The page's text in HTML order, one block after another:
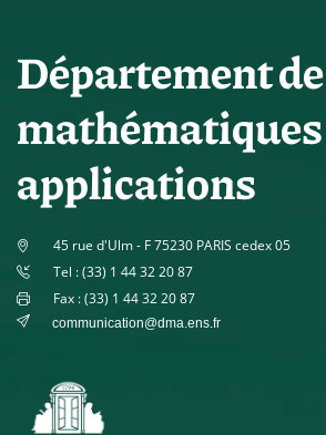
Département de
applications
45 rue d'Ulm - F 75230 PARIS cedex 05
Tel : (33) 1 44 32 20 87
Fax : (33) 1 44 32 20 87
communication@dma.ens.fr